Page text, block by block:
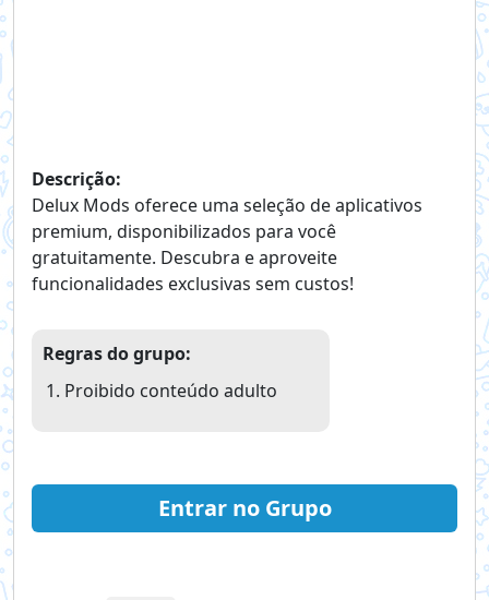
Descrição:
Delux Mods oferece uma seleção de aplicativos
premium, disponibilizados para você
gratuitamente. Descubra e aproveite
funcionalidades exclusivas sem custos!
Regras do grupo:
Proibido conteúdo adulto
Entrar no Grupo